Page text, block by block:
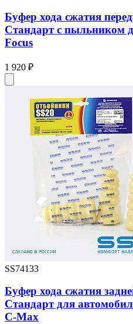
Буфер хода сжатия
Стандарт с пыльником
Focus
1 920 ₽
SS74133
Буфер хода сжатия
Стандарт для
C-Max